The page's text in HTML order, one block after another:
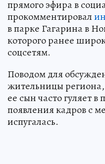
прямого эфира в
прокомментировал
в парке Гагарина в
которого ранее
соцсетям.
Поводом для
жительницы региона,
ее сын часто гуляет в
появления кадров с
испугалась.